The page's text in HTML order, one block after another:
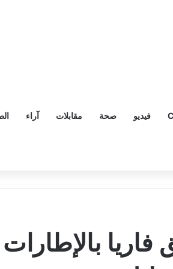
فيديو صحة مقابلات آراء
بالإطارات